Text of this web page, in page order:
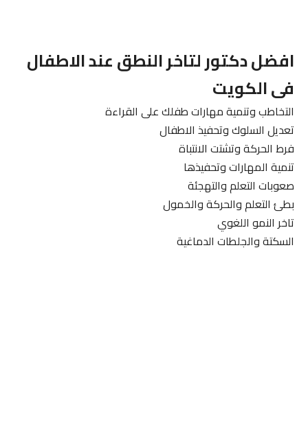
افضل دكتور لتاخر النطق عند الاطفال
فى الكويت
التخاطب وتنمية مهارات طفلك على القراءة
تعديل السلوك وتحفيذ الاطفال
فرط الحركة وتشتت الانتباة
تنمية المهارات وتحفيذها
صعوبات التعلم والتهجئة
بطئ التعلم والحركة والخمول
تاخر النمو اللغوي
السكتة والجلطات الدماغية